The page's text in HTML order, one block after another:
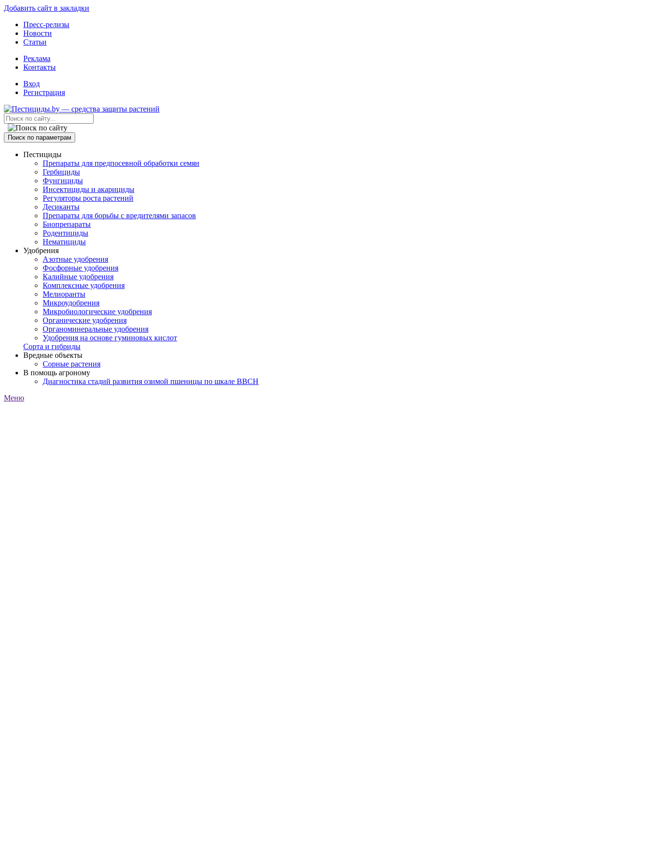
Добавить сайт в закладки
Пресс-релизы
Новости
Статьи
Реклама
Контакты
Вход
Регистрация
Поиск по параметрам
Пестициды
Препараты для предпосевной обработки семян
Гербициды
Фунгициды
Инсектициды и акарициды
Регуляторы роста растений
Десиканты
Препараты для борьбы с вредителями запасов
Биопрепараты
Родентициды
Нематициды
Удобрения
Азотные удобрения
Фосфорные удобрения
Калийные удобрения
Комплексные удобрения
Мелиоранты
Микроудобрения
Микробиологические удобрения
Органические удобрения
Органоминеральные удобрения
Удобрения на основе гуминовых кислот
Сорта и гибриды
Вредные объекты
Сорные растения
В помощь агроному
Диагностика стадий развития озимой пшеницы по шкале ВВСН
Меню